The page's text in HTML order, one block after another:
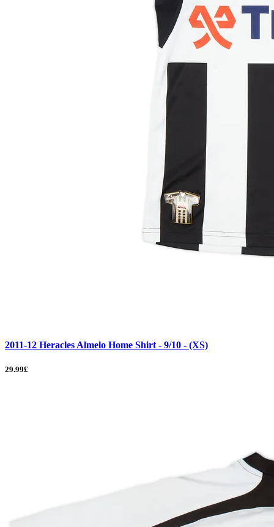
2011-12 Heracles Almelo Home Shirt - 9/10 - (XS)
29.99£